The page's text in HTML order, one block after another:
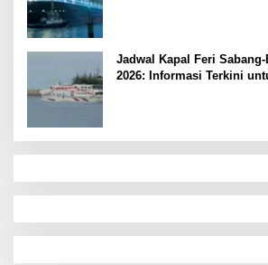
Jadwal Kapal Feri
2026: Informasi Terkini